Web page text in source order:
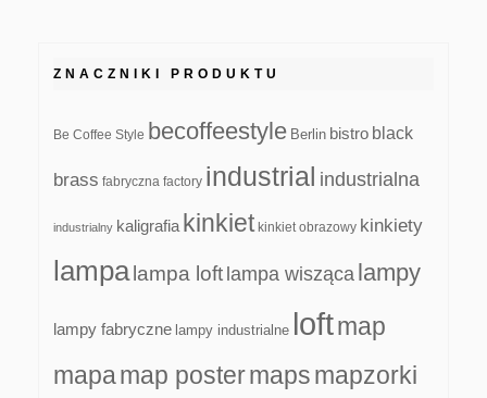
ZNACZNIKI PRODUKTU
Be Coffee Style becoffeestyle Berlin bistro black
brass fabryczna factory industrial industrialna
industrialny kaligrafia kinkiet kinkiet obrazowy kinkiety
lampa lampa loft lampa wisząca lampy
lampy fabryczne lampy industrialne loftmap
mapamap postermapsmapzorki